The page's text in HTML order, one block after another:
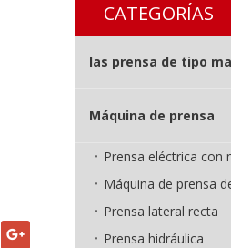
CATEGORÍAS
las prensa de tipo
Máquina de prensa
Prensa eléctrica con
Máquina de prensa
Prensa lateral recta
Prensa hidráulica